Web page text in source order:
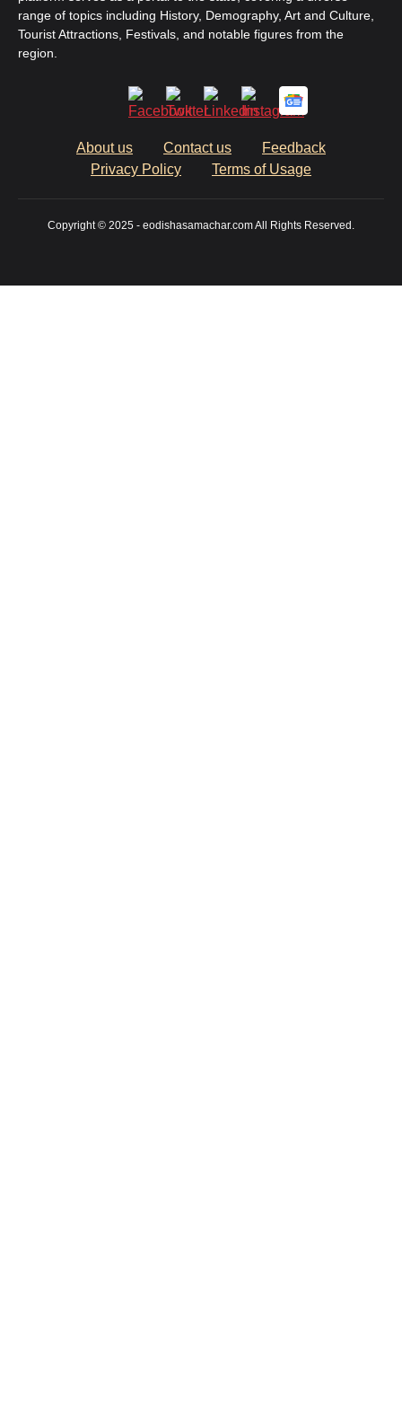
range of topics including History, Demography, Art and Culture,
Tourist Attractions, Festivals, and notable figures from the
region.
About us Contact us
Feedback
Privacy Policy
Terms of Usage
Copyright © 2025 - eodishasamachar.com All Rights Reserved.